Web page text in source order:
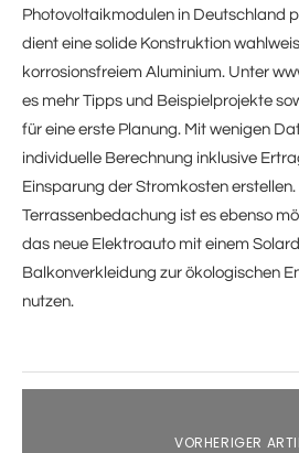
Photovoltaikmodulen in Deutschland
dient eine solide Konstruktion
korrosionsfreiem Aluminium. Unter
es mehr Tipps und Beispielprojekte
für eine erste Planung. Mit wenigen
individuelle Berechnung inklusive
Einsparung der Stromkosten
Terrassenbedachung ist es ebenso
das neue Elektroauto mit einem
Balkonverkleidung zur ökologischen
nutzen.
VORHERIGER